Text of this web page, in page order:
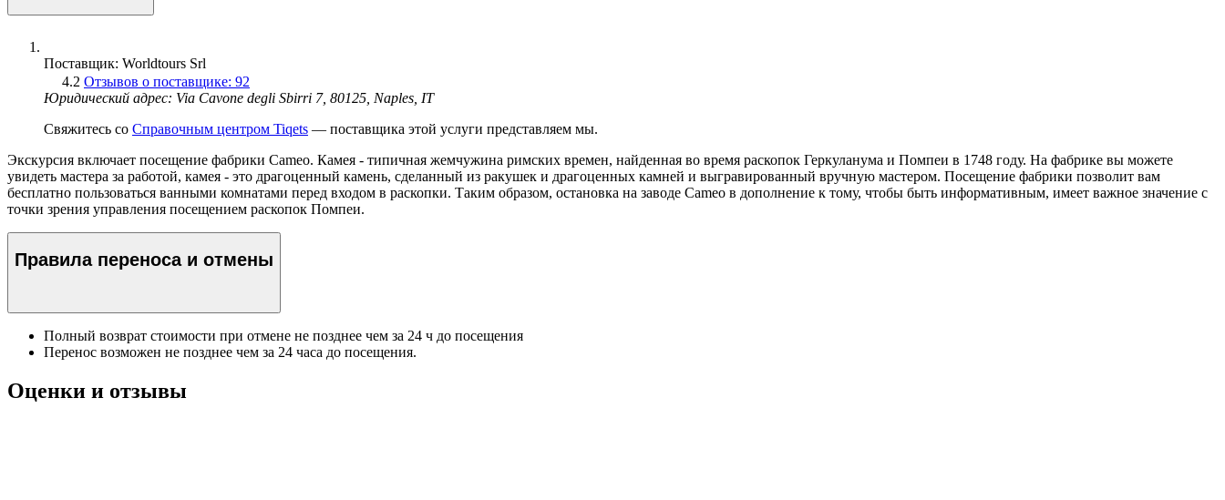
Поставщик: Worldtours Srl
4.2 Отзывов о поставщике: 92
Юридический адрес: Via Cavone degli Sbirri 7, 80125, Naples, IT
Свяжитесь со Справочным центром Tiqets — поставщика этой услуги представляем мы.
Экскурсия включает посещение фабрики Cameo. Камея - типичная жемчужина римских времен, найденная во время раскопок Геркуланума и Помпеи в 1748 году. На фабрике вы можете
увидеть мастера за работой, камея - это драгоценный камень, сделанный из ракушек и драгоценных камней и выгравированный вручную мастером. Посещение фабрики позволит вам
бесплатно пользоваться ванными комнатами перед входом в раскопки. Таким образом, остановка на заводе Cameo в дополнение к тому, чтобы быть информативным, имеет важное значение с
точки зрения управления посещением раскопок Помпеи.
Правила переноса и отмены
Полный возврат стоимости при отмене не позднее чем за 24 ч до посещения
Перенос возможен не позднее чем за 24 часа до посещения.
Оценки и отзывы